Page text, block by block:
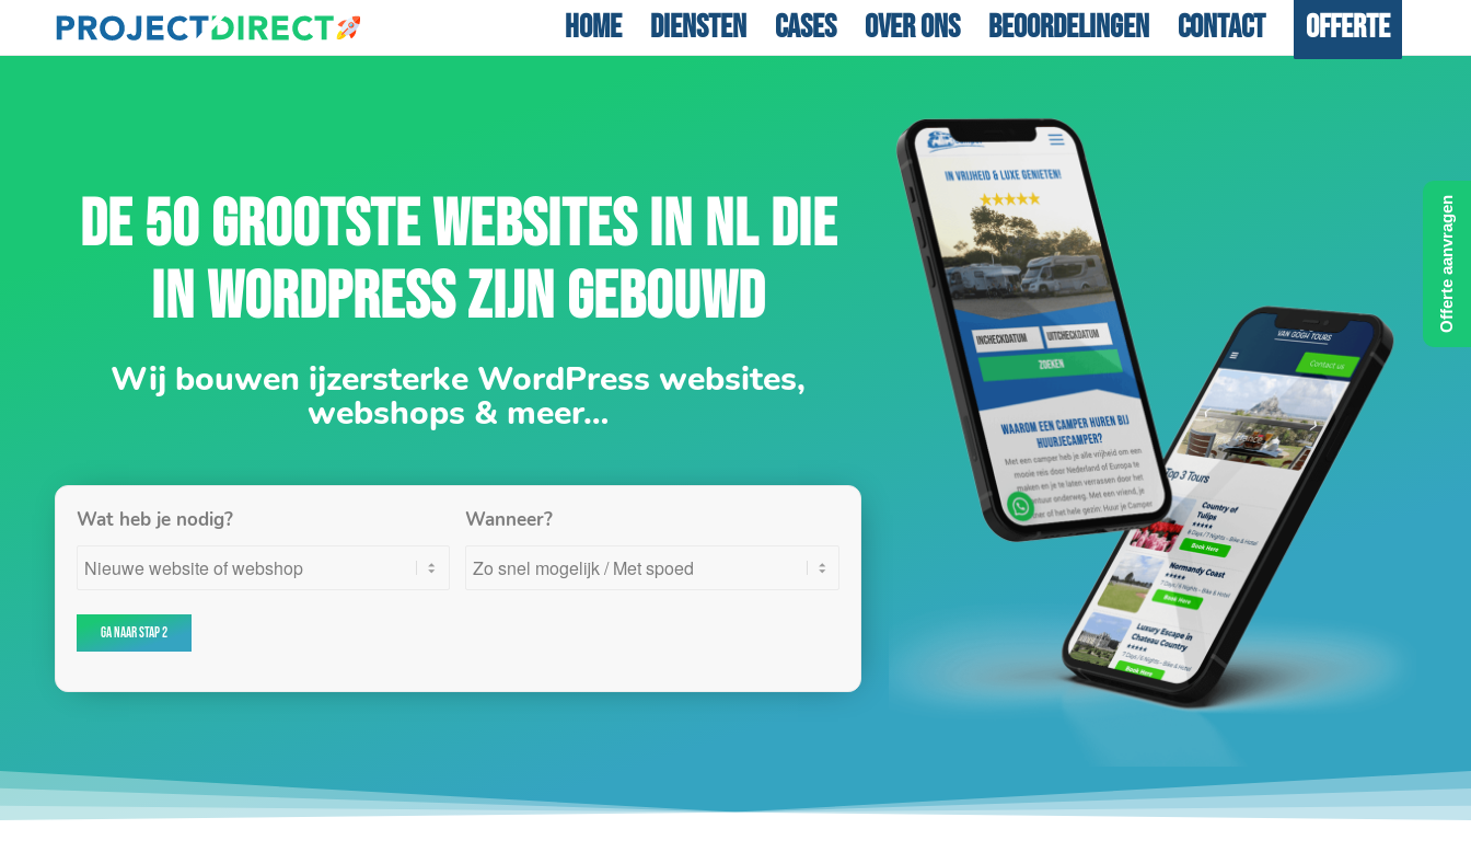
Home Diensten Cases Over ons Beoordelingen Contact Offerte
DE 50 GROOTSTE WEBSITES IN NL DIE
IN WORDPRESS ZIJN GEBOUWD
Wij bouwen ijzersterke WordPress websites,
webshops & meer…
Wat heb je nodig? Wanneer?
Offerte aanvragen